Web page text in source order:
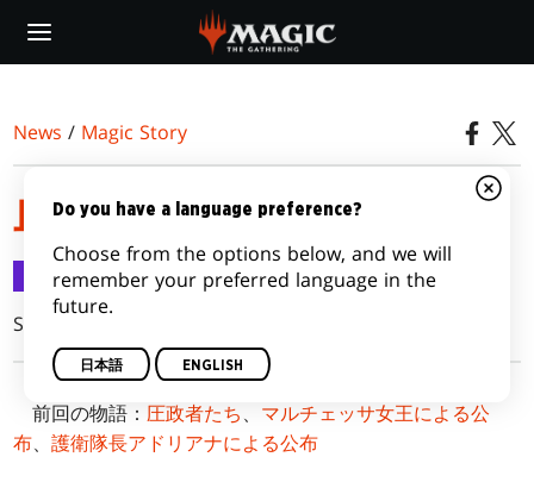
main
News / Magic Story
血塗れの教え
Magic Story 2016/08/17
Shawn Main and Mel Li
前回の物語： 圧政者たち、 マルチェッサ女王による公
布、護衛隊長アドリアナによる公布
Do you have a language preference?
Choose from the options below, and we will
remember your preferred language in the
future.
日本語 ENGLISH